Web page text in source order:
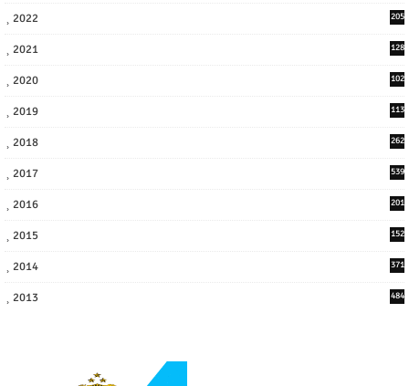
2022
205
2021
128
2020
102
2019
113
2018
262
2017
539
2016
201
2015 152
2014 371
2013 484